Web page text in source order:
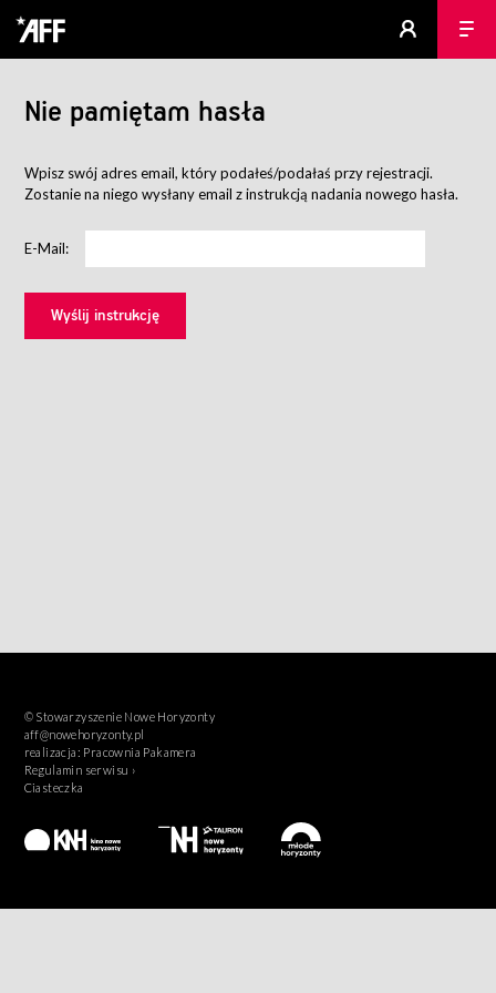
Nie pamiętam hasła
Wpisz swój adres email, który podałeś/podałaś przy rejestracji.
Zostanie na niego wysłany email z instrukcją nadania nowego hasła.
E-Mail:
© Stowarzyszenie Nowe Horyzonty
aff@nowehoryzonty.pl
realizacja: Pracownia Pakamera
Regulamin serwisu ›
Ciasteczka